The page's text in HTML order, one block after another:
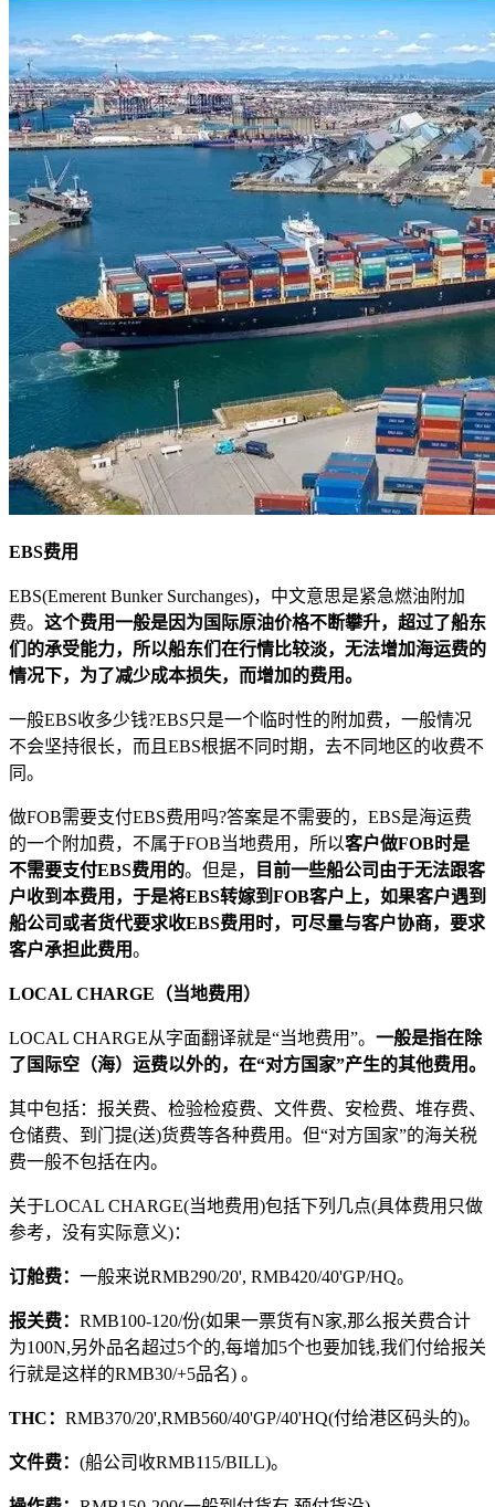
EBS费用
EBS(Emerent Bunker Surchanges)，中文意思是紧急燃油附加
费。 这个费用一般是因为国际原油价格不断攀升，超过了船东
们的承受能力，所以船东们在行情比较淡，无法增加海运费的
情况下，为了减少成本损失，而增加的费用。
一般EBS收多少钱?EBS只是一个临时性的附加费，一般情况
不会坚持很长，而且EBS根据不同时期，去不同地区的收费不
同。
做FOB需要支付EBS费用吗?答案是不需要的，EBS是海运费
的一个附加费，不属于FOB当地费用，所以客户做FOB时是
不需要支付EBS费用的。但是，
目前一些船公司由于无法跟客
户收到本费用，于是将EBS转嫁到FOB客户上，如果客户遇到
船公司或者货代要求收EBS费用时，可尽量与客户协商，要求
客户承担此费用。
LOCAL CHARGE（当地费用）
LOCAL CHARGE从字面翻译就是“当地费用”。 一般是指在除
了国际空（海）运费以外的，在“对方国家”产生的其他费用。
其中包括：报关费、检验检疫费、文件费、安检费、堆存费、
仓储费、到门提(送)货费等各种费用。但“对方国家”的海关税
费一般不包括在内。
关于LOCAL CHARGE(当地费用)包括下列几点(具体费用只做
参考，没有实际意义)：
订舱费： 一般来说RMB290/20', RMB420/40'GP/HQ。
报关费： RMB100-120/份(如果一票货有N家,那么报关费合计
为100N,另外品名超过5个的,每增加5个也要加钱,我们付给报关
行就是这样的RMB30/+5品名) 。
THC： RMB370/20',RMB560/40'GP/40'HQ(付给港区码头的)。
文件费： (船公司收RMB115/BILL)。